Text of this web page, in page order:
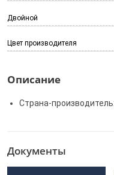
Двойной
Цвет производителя
Описание
Страна-
Документы